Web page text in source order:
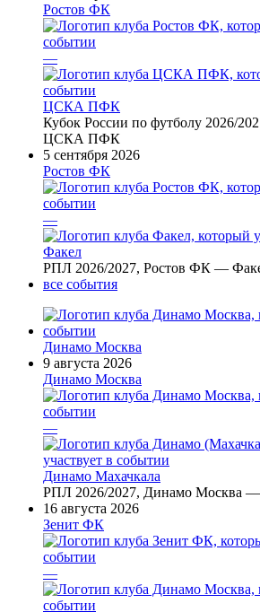
Ростов ФК
—
ЦСКА ПФК
Кубок России по футболу 2026/
ЦСКА ПФК
5 сентября 2026
Ростов ФК
—
Факел
РПЛ 2026/2027, Ростов ФК —
все события
Динамо Москва
9 августа 2026
Динамо Москва
—
Динамо Махачкала
РПЛ 2026/2027, Динамо Москва —
16 августа 2026
Зенит ФК
—